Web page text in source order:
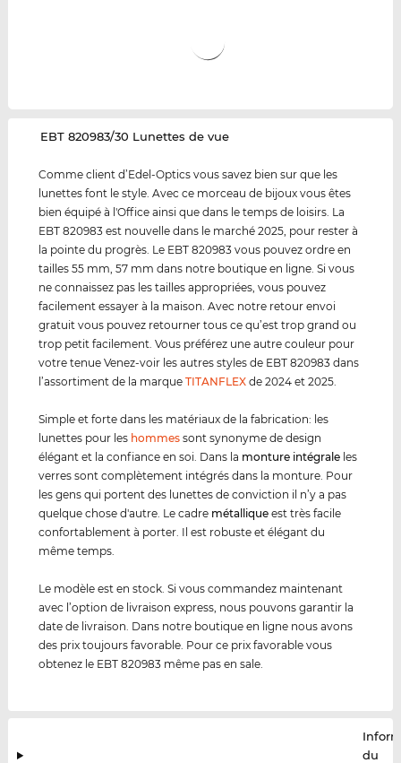
‌EBT 820983/30 Lunettes de vue
Comme client d’Edel-Optics vous savez bien sur que les
lunettes font le style. Avec ce morceau de bijoux vous êtes
bien équipé à l'Office ainsi que dans le temps de loisirs. La
EBT 820983 est nouvelle dans le marché 2025, pour rester à
la pointe du progrès. Le EBT 820983 vous pouvez ordre en
tailles 55 mm, 57 mm dans notre boutique en ligne. Si vous
ne connaissez pas les tailles appropriées, vous pouvez
facilement essayer à la maison. Avec notre retour envoi
gratuit vous pouvez retourner tous ce qu’est trop grand ou
trop petit facilement. Vous préférez une autre couleur pour
votre tenue Venez-voir les autres styles de EBT 820983 dans
l’assortiment de la marqueTITANFLEX de 2024 et 2025.
Simple et forte dans les matériaux de la fabrication: les
lunettes pour les hommes sont synonyme de design
élégant et la confiance en soi. Dans la monture intégrale les
verres sont complètement intégrés dans la monture. Pour
les gens qui portent des lunettes de conviction il n’y a pas
quelque chose d'autre. Le cadre métal lique est très facile
confortablement à porter. Il est robuste et élégant du
même temps.
Le modèle est en stock. Si vous commandez maintenant
avec l’option de livraison express, nous pouvons garantir la
date de livraison. Dans notre boutique en ligne nous avons
des prix toujours favorable. Pour ce prix favorable vous
obtenez le EBT 820983 même pas en sale.
du